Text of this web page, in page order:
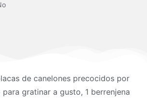
de canelones precocidos por
gratinar a gusto, 1 berrenjena